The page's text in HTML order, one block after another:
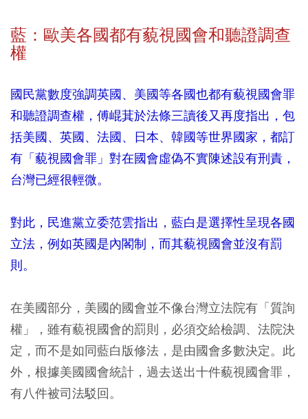
藍：歐美各國都有藐視國會和聽證調查
權
國民黨數度強調英國、美國等各國也都有藐視國會罪
和聽證調查權，傅崐萁於法條三讀後又再度指出，包
括美國、英國、法國、日本、韓國等世界國家，都訂
有「藐視國會罪」對在國會虛偽不實陳述設有刑責，
台灣已經很輕微。
對此，民進黨立委范雲指出，藍白是選擇性呈現各國
立法，例如英國是內閣制，而其藐視國會並沒有罰
則。
在美國部分，美國的國會並不像台灣立法院有「質詢
權」，雖有藐視國會的罰則，必須交給檢調、法院決
定，而不是如同藍白版修法，是由國會多數決定。此
外，根據美國國會統計，過去送出十件藐視國會罪，
有八件被司法駁回。